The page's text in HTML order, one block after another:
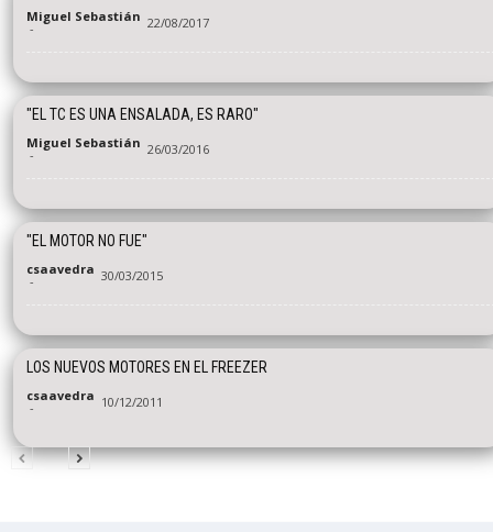
Miguel Sebastián
- 22/08/2017
"EL TC ES UNA ENSALADA, ES RARO"
Miguel Sebastián
- 26/03/2016
"EL MOTOR NO FUE"
csaavedra
- 30/03/2015
LOS NUEVOS MOTORES EN EL FREEZER
csaavedra
- 10/12/2011